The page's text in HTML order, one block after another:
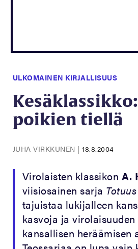
ULKOMAINEN KIRJALLISUUS
poikien tiellä
JUHA VIRKKUNEN |18.8.2004
Virolaisten klassikon A.
viisiosainen sarja
tajuistaa lukijalleen
kasvoja ja
kansallisen heräämisen